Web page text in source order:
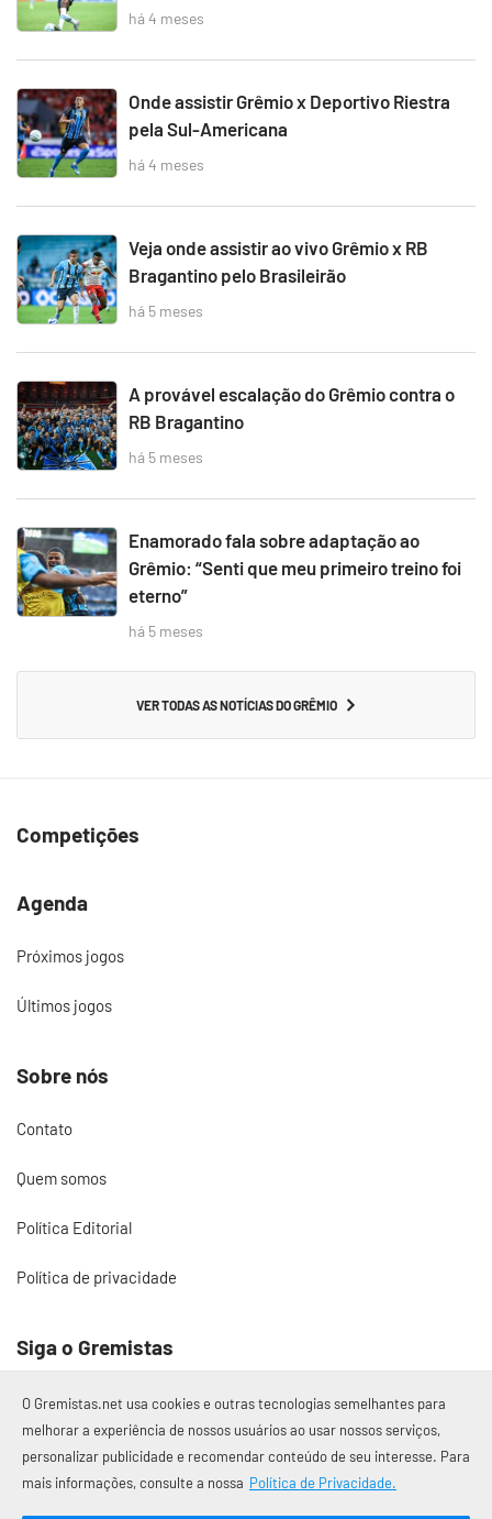
há 4 meses
Onde assistir Grêmio x Deportivo Riestra
pela Sul-Americana
há 4 meses
Veja onde assistir ao vivo Grêmio x RB
Bragantino pelo Brasileirão
há 5 meses
A provável escalação do Grêmio contra o
RB Bragantino
há 5 meses
Enamorado fala sobre adaptação ao
Grêmio: “Senti que meu primeiro treino foi
eterno”
há 5 meses
VER TODAS AS NOTÍCIAS DO GRÊMIO
Competições
Agenda
Próximos jogos
Últimos jogos
Sobre nós
Contato
Quem somos
Política Editorial
Política de privacidade
Siga o Gremistas
© 2017 – 2026 Gremistas.net
Gremistas.net — Porto Alegre/RS
O Gremistas.net usa cookies e outras tecnologias semelhantes para
melhorar a experiência de nossos usuários ao usar nossos serviços,
personalizar publicidade e recomendar conteúdo de seu interesse. Para
mais informações, consulte a nossa Política de Privacidade.